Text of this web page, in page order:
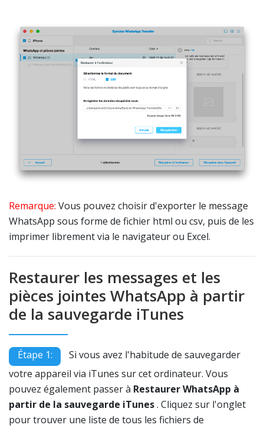
Remarque: Vous pouvez choisir d'exporter le message
WhatsApp sous forme de fichier html ou csv, puis de les
imprimer librement via le navigateur ou Excel.
Restaurer les messages et les
pièces jointes WhatsApp à partir
de la sauvegarde iTunes
Étape 1:
Si vous avez l'habitude de sauvegarder
votre appareil via iTunes sur cet ordinateur. Vous
pouvez également passer à Restaurer WhatsApp à
partir de la sauvegarde iTunes. Cliquez sur l'onglet
pour trouver une liste de tous les fichiers de